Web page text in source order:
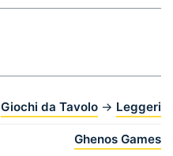
Giochi da Tavolo → Leggeri
Ghenos Games